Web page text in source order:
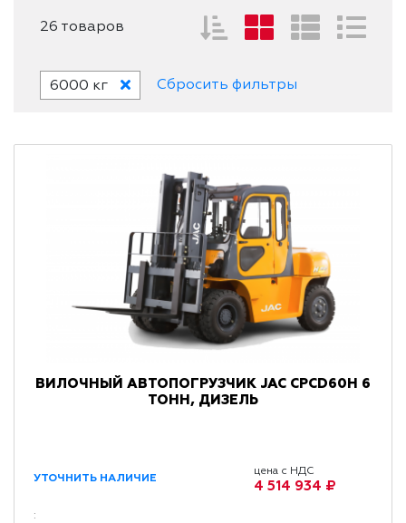
26 товаров
6000 кг Сбросить фильтры
ВИЛОЧНЫЙ АВТОПОГРУЗЧИК JAC CPCD60H 6
ТОНН, ДИЗЕЛЬ
УТОЧНИТЬ НАЛИЧИЕ
цена с НДС
4 514 934 ₽
: